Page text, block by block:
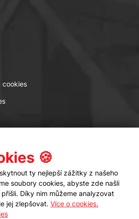
cookies
Sledujte nás
🍪
ty nejlepší zážitky z našeho
soubory cookies, abyste zde našli
Díky nim můžeme analyzovat
jej zlepšovat. Více o cookies.